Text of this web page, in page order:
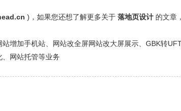
)，如果您还想了解更多关于落地页设计 的文章
增加手机站、网站改全屏网站改大屏展示、GBK转
网站托管等业务